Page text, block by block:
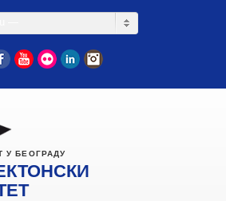
FacebookYouTube
Flickr LinkedIn
У БЕОГРАДУ